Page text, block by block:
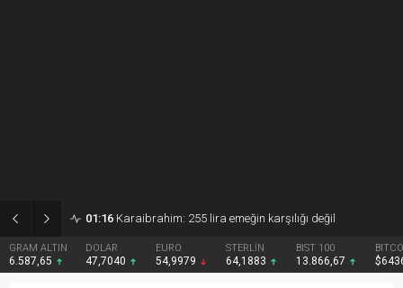
01:15 Gezmiş: 250 liralık fındık fiyatı emeği yok saydı
DOLAR
47,7040
EURO
54,9979
STERLİN
64,1883
BIST 100
13.866,67
BITCOIN
$64361